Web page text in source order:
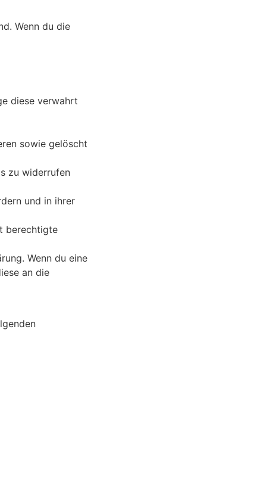
Wenn du die
diese verwahrt
sowie gelöscht
zu widerrufen
und in ihrer
berechtigte
Wenn du eine
an die